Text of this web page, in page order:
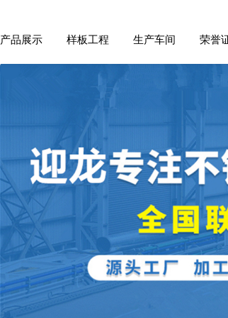
产品展示 样板工程 生产车间 荣誉